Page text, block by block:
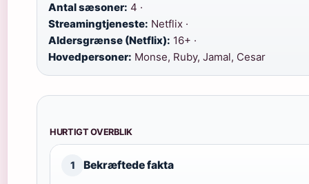
Antal sæsoner: 4 ·
Streamingtjeneste: Netflix ·
Aldersgrænse (Netflix): 16+ ·
Hovedpersoner: Monse, Ruby, Jamal, Cesar
HURTIGT OVERBLIK
1 Bekræftede fakta